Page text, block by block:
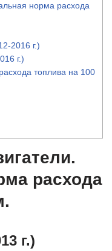
норма расхода
2016 г.)
г.)
топлива на 100
расхода
г.)